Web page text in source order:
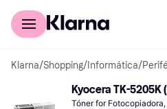
Comprar con Klarna
Klarna/Shopping/ Informática/
Kyocera TK-5205K
Tóner for